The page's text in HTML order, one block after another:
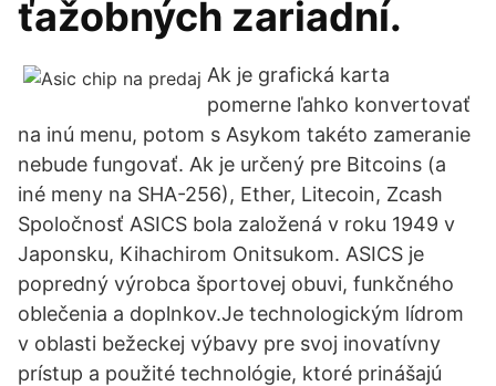
ťažobných zariadní.
Ak je grafická karta
pomerne ľahko konvertovať
na inú menu, potom s Asykom takéto zameranie
nebude fungovať. Ak je určený pre Bitcoins (a
iné meny na SHA-256), Ether, Litecoin, Zcash
Spoločnosť ASICS bola založená v roku 1949 v
Japonsku, Kihachirom Onitsukom. ASICS je
popredný výrobca športovej obuvi, funkčného
oblečenia a doplnkov.Je technologickým lídrom
v oblasti bežeckej výbavy pre svoj inovatívny
prístup a použité technológie, ktoré prinášajú